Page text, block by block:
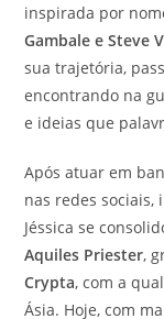
inspirada por
Gambale e Steve
sua trajetória,
encontrando na
e ideias que
Após atuar em
nas redes
Jéssica se
Aquiles Priester,
Crypta, com a
Ásia. Hoje, com